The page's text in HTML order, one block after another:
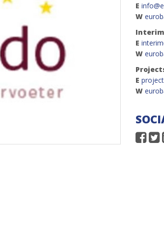
E
W
E
W
E
W